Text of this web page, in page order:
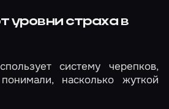
уровни страха в
систему черепков,
насколько жуткой